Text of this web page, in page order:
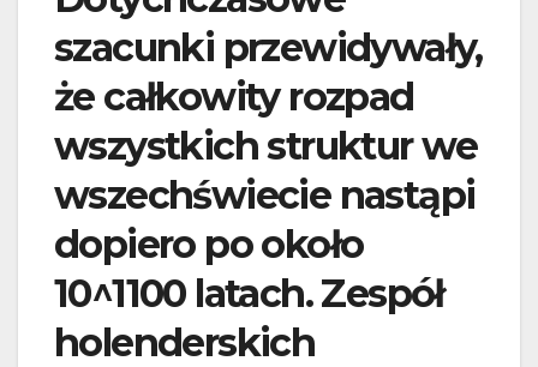
szacunki przewidywały,
że całkowity rozpad
wszystkich struktur we
wszechświecie nastąpi
dopiero po około
10^1100 latach. Zespół
holenderskich